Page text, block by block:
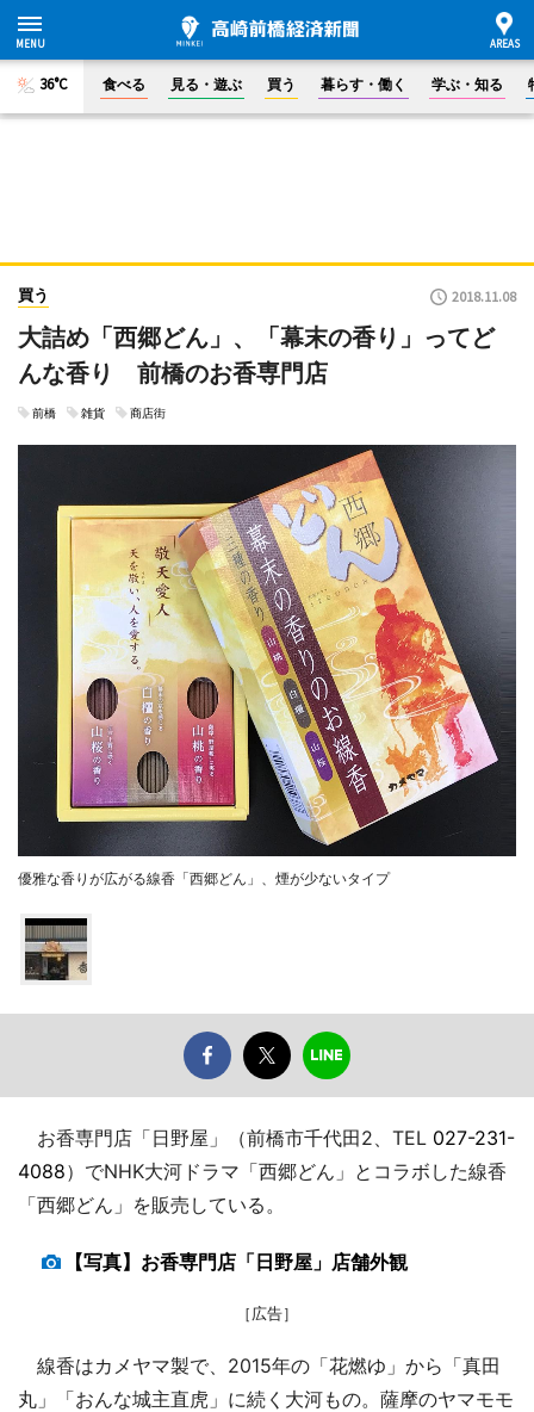
36°C 食べる 見る・遊ぶ 買う 暮らす・働く 学ぶ・知る
買う 2018.11.08
大詰め「西郷どん」、「幕末の香り」ってど
んな香り 前橋のお香専門店
前橋 雑貨 商店街
優雅な香りが広がる線香「西郷どん」、煙が少ないタイプ
お香専門店「日野屋」（前橋市千代田2、TEL 027-231-
4088）でNHK大河ドラマ「西郷どん」とコラボした線香
「西郷どん」を販売している。
【写真】お香専門店「日野屋」店舗外観
［広告］
線香はカメヤマ製で、2015年の「花燃ゆ」から「真田
丸」「おんな城主直虎」に続く大河もの。薩摩のヤマモモ